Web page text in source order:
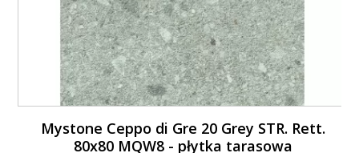
Mystone Ceppo di Gre 20 Grey STR. Rett.
80x80 MQW8 - płytka tarasowa